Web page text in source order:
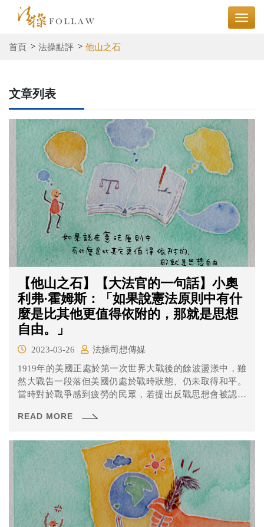
首頁 法操點評 他山之石
文章列表
【他山之石】【大法官的一句話】小奧
利弗·霍姆斯：「如果說憲法原則中有什
麼是比其他更值得依附的，那就是思想
自由。」
2023-03-26
法操司想傳媒
1919年的美國正處於第一次世界大戰後的餘波盪漾中，雖
然大戰告一段落但美國仍處於戰時狀態、仍未取得和平。
當時對於戰爭感到疲勞的民眾，若提出反戰思想會被認為
能。像是美國國會在1918年通過的《煽動法》（Sedition
論。霍姆斯大法官的這句名言就出現在這個時空背景下的
Abrams v. United States案。
READ MORE